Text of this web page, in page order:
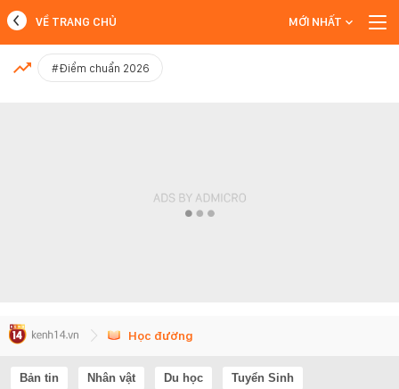
MỚI NHẤT
VỀ TRANG CHỦ MỚI NHẤT
#Điểm chuẩn 2026
Học đường
Bản tin Nhân vật Du học Tuyển Sinh